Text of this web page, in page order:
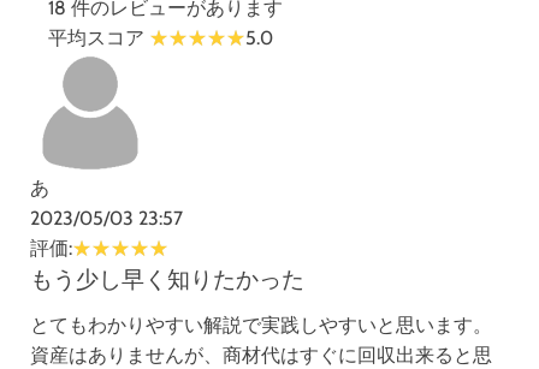
18 件のレビューがあります
平均スコア
5.0
あ
2023/05/03 23:57
評価:
もう少し早く知りたかった
とてもわかりやすい解説で実践しやすいと思います。
資産はありませんが、商材代はすぐに回収出来ると思